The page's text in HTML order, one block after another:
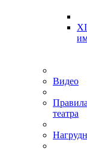
Видео
театра